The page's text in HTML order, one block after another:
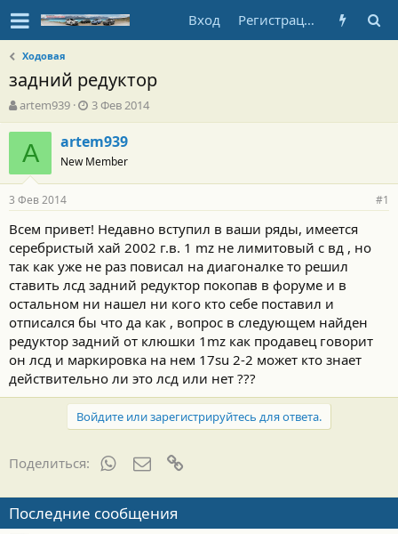
Вход Регистрация
Ходовая
задний редуктор
А
в
т
о
т
е
м
ы
artem939
Д
а
т
а
н
а
а
л
а
3 Фев 2014
A artem939
New Member
3 Фев 2014 #1
Всем привет! Недавно вступил в ваши ряды, имеется
серебристый хай 2002 г.в. 1 mz не лимитовый с вд , но
так как уже не раз повисал на диагоналке то решил
ставить лсд задний редуктор покопав в форуме и в
остальном ни нашел ни кого кто себе поставил и
отписался бы что да как , вопрос в следующем найден
редуктор задний от клюшки 1mz как продавец говорит
он лсд и маркировка на нем 17su 2-2 может кто знает
действительно ли это лсд или нет ???
Войдите или зарегистрируйтесь для ответа.
Поделиться: WhatsAppЭлектронная почта
Последние сообщения